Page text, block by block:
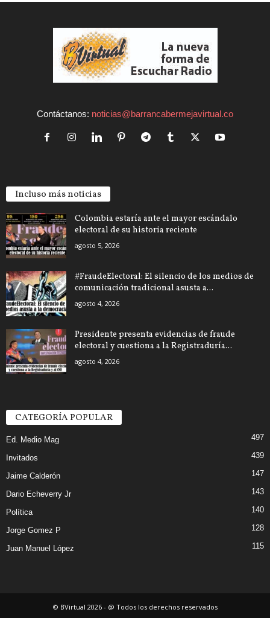
Contáctanos: noticias@barrancabermejavirtual.co
Incluso más noticias
Colombia estaría ante el mayor escándalo
electoral de su historia reciente
agosto 5, 2026
#FraudeElectoral: El silencio de los medios de
comunicación tradicional asusta a...
agosto 4, 2026
Presidente presenta evidencias de fraude
electoral y cuestiona a la Registraduría...
agosto 4, 2026
CATEGORÍA POPULAR
Ed. Medio Mag 497
Invitados 439
Jaime Calderón 147
Dario Echeverry Jr 143
Política 140
Jorge Gomez P 128
Juan Manuel López 115
© BVirtual 2026 - @ Todos los derechos reservados